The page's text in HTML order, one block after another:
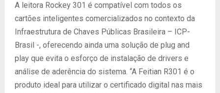
A leitora Rockey 301 é compatível com todos os
cartões inteligentes comercializados no contexto da
Infraestrutura de Chaves Públicas Brasileira – ICP-
Brasil -, oferecendo ainda uma solução de plug and
play que evita o esforço de instalação de drivers e
análise de aderência do sistema. “A Feitian R301 é o
produto ideal para utilizar o certificado digital nas mais